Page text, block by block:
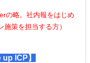
の略。社内報をはじめ
策を担当する方）
up ICP】